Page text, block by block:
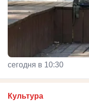
сегодня в 10:30
Культура